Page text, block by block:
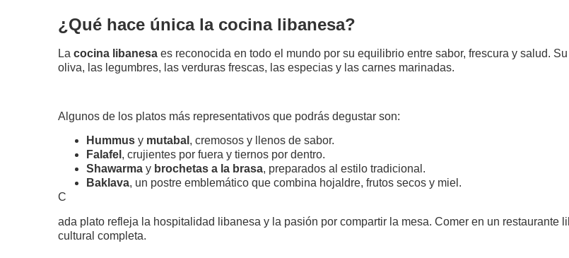
¿Qué hace única la cocina libanesa?
La cocina libanesa es reconocida en todo el mundo por su equilibrio entre sabor, frescura y salud.
oliva, las legumbres, las verduras frescas, las especias y las carnes marinadas.
Algunos de los platos más representativos que podrás degustar son:
Hummus y mutabal , cremosos y llenos de sabor.
Falafel , crujientes por fuera y tiernos por dentro.
Shawarma y brochetas a la brasa, preparados al estilo tradicional.
Baklava, un postre emblemático que combina hojaldre, frutos secos y miel.
C
ada plato refleja la hospitalidad libanesa y la pasión por compartir la mesa. Comer en un restaurante
cultural completa.